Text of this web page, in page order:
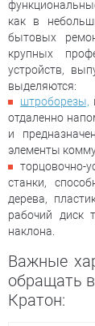
как в
бытовых
крупных
устройств,
выделяются:
штроборезы,
отдаленно
и
элементы
станки,
дерева,
рабочий диск
наклона.
Важные
обращать
Кратон: